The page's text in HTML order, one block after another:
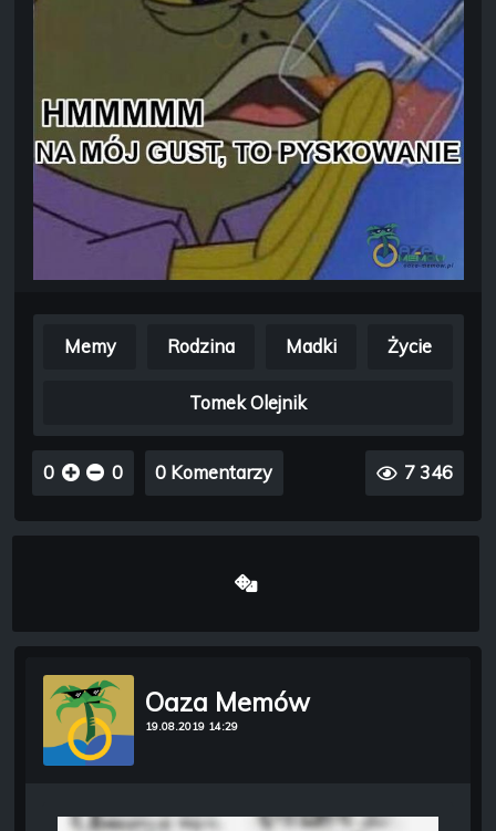
Memy Rodzina Madki Życie
Tomek Olejnik
0 0 0 Komentarzy 7 346
Oaza Memów
19.08.2019 14:29